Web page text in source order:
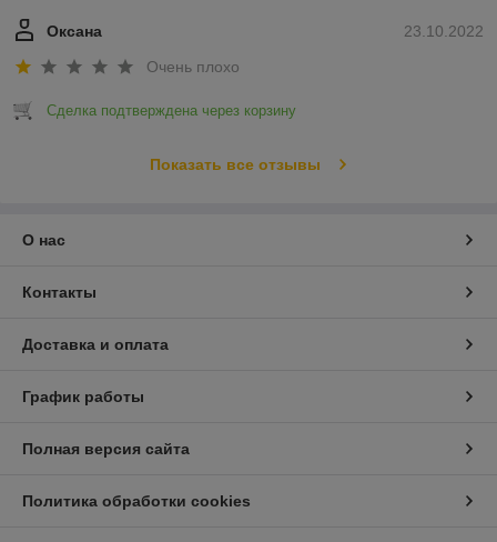
23.10.2022
Оксана
Очень плохо
Сделка подтверждена через корзину
Показать все отзывы
О нас
Контакты
Доставка и оплата
График работы
Полная версия сайта
Политика обработки cookies